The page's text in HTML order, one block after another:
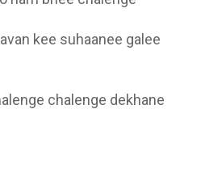
kee suhaanee galee
chalenge dekhane